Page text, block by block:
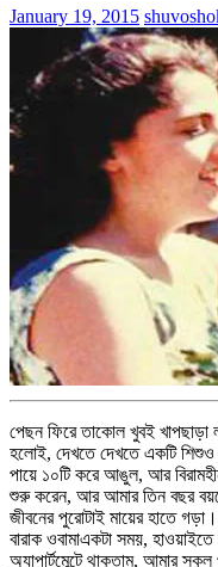
January 19, 2015
পেছন ফিরে তাকােল খুবই খাপছাড়া
হলোই, দেখতে দেখতে একটি
পায়ে ১০টি করে আঙুল, আর
শুরু করেন, আর আমার তিন বছর
জীবনের পুরোটাই মায়ের হাতে গড়া।
বারাক ওবামাএকটা সময়,
অ্যাপার্টমেন্টে থাকতাম, আমার